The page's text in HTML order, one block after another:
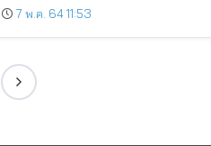
7 พ.ค. 64 11:53